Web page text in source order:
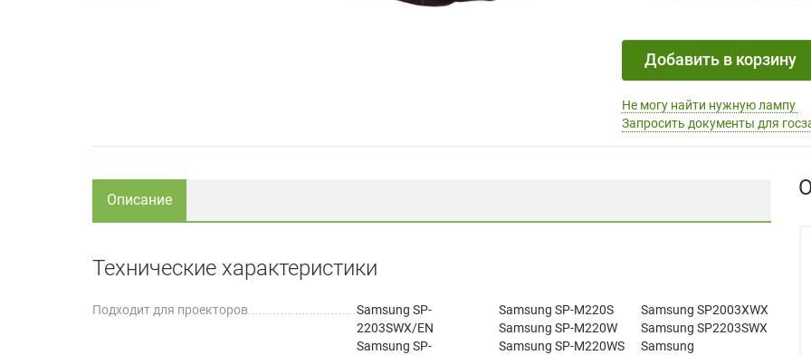
Добавить в корзину
Не могу найти нужную лампу
Запросить документы для
Описание
Технические характеристики
Подходит для проекторов
Samsung SP-
2203SWX/EN
Samsung SP-
Samsung SP-M220S
Samsung SP-M220W
Samsung SP-M220WS
Samsung SP2003XWX
Samsung SP2203SWX
Samsung